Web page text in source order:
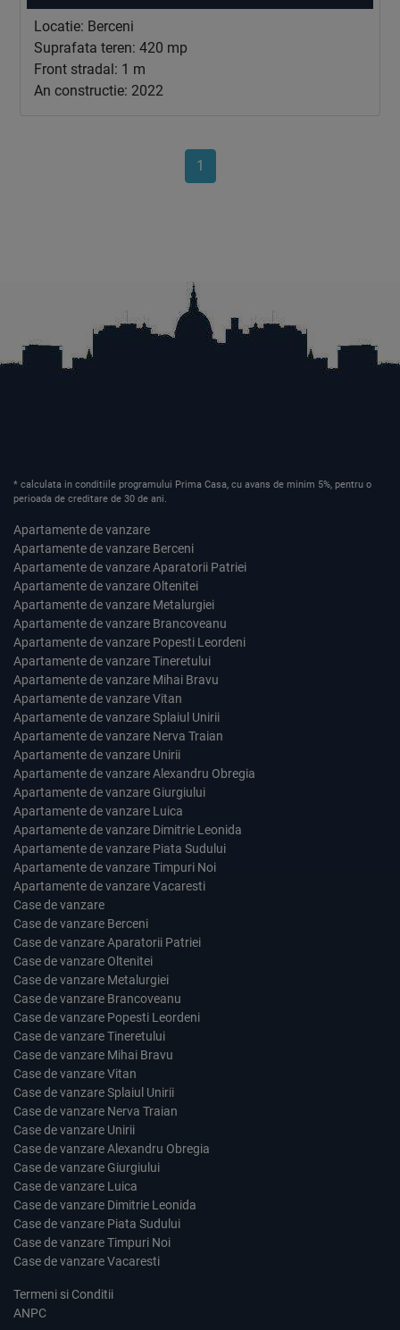
Locatie: Berceni
Suprafata teren: 420 mp
Front stradal: 1 m
An constructie: 2022
1
* calculata in conditiile programului Prima Casa, cu avans de minim 5%, pentru o
perioada de creditare de 30 de ani.
Apartamente de vanzare
Apartamente de vanzare Berceni
Apartamente de vanzare Aparatorii Patriei
Apartamente de vanzare Oltenitei
Apartamente de vanzare Metalurgiei
Apartamente de vanzare Brancoveanu
Apartamente de vanzare Popesti Leordeni
Apartamente de vanzare Tineretului
Apartamente de vanzare Mihai Bravu
Apartamente de vanzare Vitan
Apartamente de vanzare Splaiul Unirii
Apartamente de vanzare Nerva Traian
Apartamente de vanzare Unirii
Apartamente de vanzare Alexandru Obregia
Apartamente de vanzare Giurgiului
Apartamente de vanzare Luica
Apartamente de vanzare Dimitrie Leonida
Apartamente de vanzare Piata Sudului
Apartamente de vanzare Timpuri Noi
Apartamente de vanzare Vacaresti
Case de vanzare
Case de vanzare Berceni
Case de vanzare Aparatorii Patriei
Case de vanzare Oltenitei
Case de vanzare Metalurgiei
Case de vanzare Brancoveanu
Case de vanzare Popesti Leordeni
Case de vanzare Tineretului
Case de vanzare Mihai Bravu
Case de vanzare Vitan
Case de vanzare Splaiul Unirii
Case de vanzare Nerva Traian
Case de vanzare Unirii
Case de vanzare Alexandru Obregia
Case de vanzare Giurgiului
Case de vanzare Luica
Case de vanzare Dimitrie Leonida
Case de vanzare Piata Sudului
Case de vanzare Timpuri Noi
Case de vanzare Vacaresti
Termeni si Conditii
ANPC